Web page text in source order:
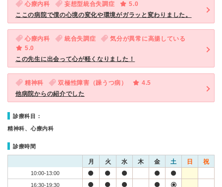
心療内科 妄想型統合失調症
5.0
ここの病院で僕の心境の変化や環境がガラッと変わりました。
心療内科 統合失調症
気分が異常に高揚している
5.0
この先生に出会って心が軽くなりました！
精神科 双極性障害（躁うつ病）
4.5
他病院からの紹介でした
診療科目：
精神科、心療内科
診療時間
月 火 水 木 金 土 日 祝
10:00-13:00
16:30-19:30